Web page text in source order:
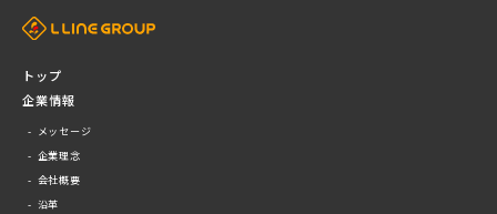
トップ
企業情報
メッセージ
企業理念
会社概要
沿革